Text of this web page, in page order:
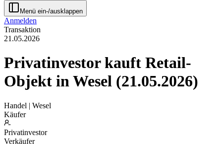
Menü ein-/ausklappen
Anmelden
Transaktion
21.05.2026
Privatinvestor kauft Retail-
Objekt in Wesel (21.05.2026)
Handel | Wesel
Käufer
Privatinvestor
Verkäufer